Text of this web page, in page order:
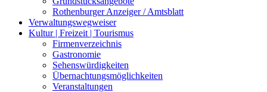
Rothenburger Anzeiger / Amtsblatt
Verwaltungswegweiser
Kultur | Freizeit | Tourismus
Firmenverzeichnis
Gastronomie
Sehenswürdigkeiten
Übernachtungsmöglichkeiten
Veranstaltungen